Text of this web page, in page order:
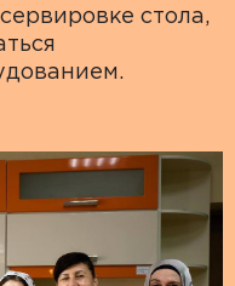
стола,